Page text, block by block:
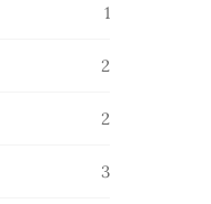
1
2
2
33